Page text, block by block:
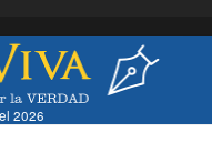
navigation
2026